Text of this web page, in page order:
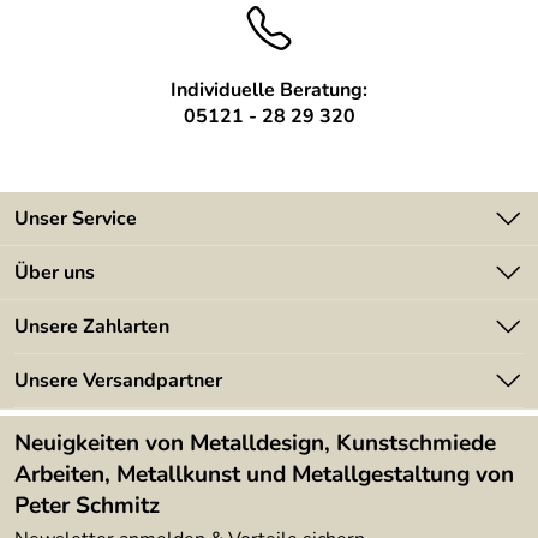
Individuelle Beratung:
05121 - 28 29 320
Unser Service
Kontakt
Kundeninformationen
Newsletter
Lieferbedingungen
Über uns
Angebote
Kundenbewertungen (394)
4,9/5
Unsere Zahlarten
Unsere Versandpartner
Neuigkeiten von Metalldesign, Kunstschmiede
Arbeiten, Metallkunst und Metallgestaltung von
Peter Schmitz